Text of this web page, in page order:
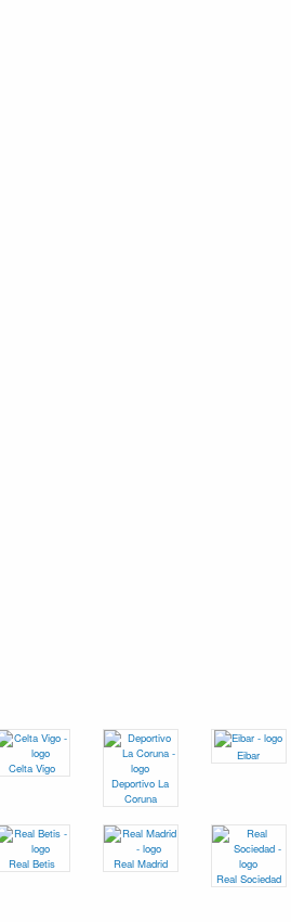
Celta Vigo
Deportivo La
Coruna
Eibar
Real Betis
Real Madrid
Real Sociedad